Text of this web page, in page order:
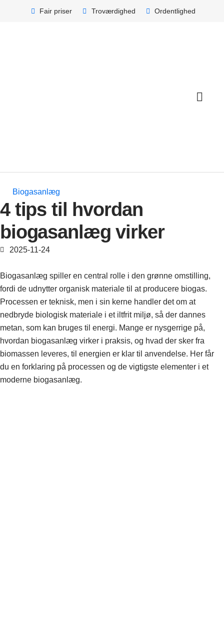
Fair priser Troværdighed Ordentlighed
Biogasanlæg
4 tips til hvordan
biogasanlæg virker
2025-11-24
Biogasanlæg spiller en central rolle i den grønne omstilling,
fordi de udnytter organisk materiale til at producere biogas.
Processen er teknisk, men i sin kerne handler det om at
nedbryde biologisk materiale i et iltfrit miljø, så der dannes
metan, som kan bruges til energi. Mange er nysgerrige på,
hvordan biogasanlæg virker i praksis, og hvad der sker fra
biomassen leveres, til energien er klar til anvendelse. Her får
du en forklaring på processen og de vigtigste elementer i et
moderne biogasanlæg.